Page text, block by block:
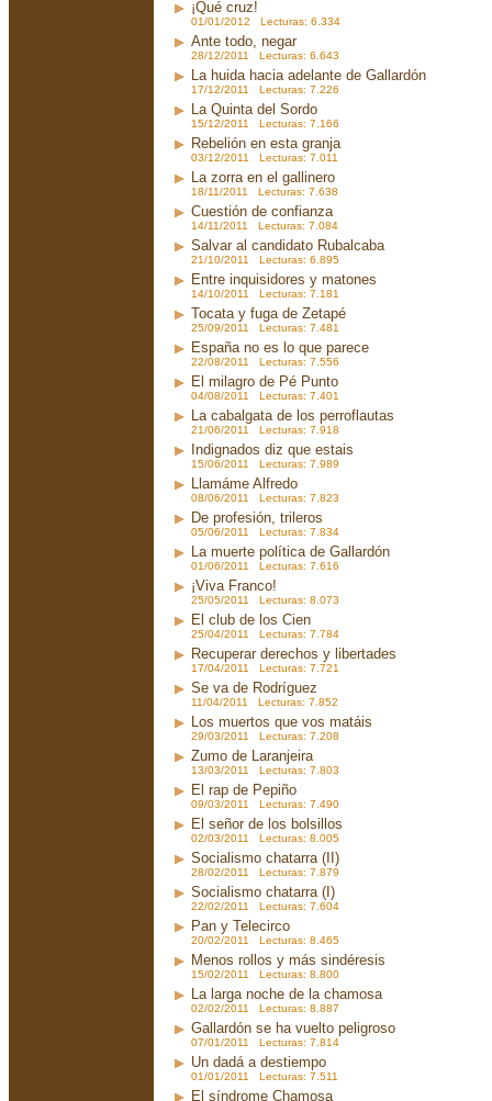
¡Qué cruz!
01/01/2012 Lecturas: 6.334
Ante todo, negar
28/12/2011 Lecturas: 6.643
La huida hacia adelante de Gallardón
17/12/2011 Lecturas: 7.226
La Quinta del Sordo
15/12/2011 Lecturas: 7.166
Rebelión en esta granja
03/12/2011 Lecturas: 7.011
La zorra en el gallinero
18/11/2011 Lecturas: 7.638
Cuestión de confianza
14/11/2011 Lecturas: 7.084
Salvar al candidato Rubalcaba
21/10/2011 Lecturas: 6.895
Entre inquisidores y matones
14/10/2011 Lecturas: 7.181
Tocata y fuga de Zetapé
25/09/2011 Lecturas: 7.481
España no es lo que parece
22/08/2011 Lecturas: 7.556
El milagro de Pé Punto
04/08/2011 Lecturas: 7.401
La cabalgata de los perroflautas
21/06/2011 Lecturas: 7.918
Indignados diz que estais
15/06/2011 Lecturas: 7.989
Llamáme Alfredo
08/06/2011 Lecturas: 7.823
De profesión, trileros
05/06/2011 Lecturas: 7.834
La muerte política de Gallardón
01/06/2011 Lecturas: 7.616
¡Viva Franco!
25/05/2011 Lecturas: 8.073
El club de los Cien
25/04/2011 Lecturas: 7.784
Recuperar derechos y libertades
17/04/2011 Lecturas: 7.721
Se va de Rodríguez
11/04/2011 Lecturas: 7.852
Los muertos que vos matáis
29/03/2011 Lecturas: 7.208
Zumo de Laranjeira
13/03/2011 Lecturas: 7.803
El rap de Pepiño
09/03/2011 Lecturas: 7.490
El señor de los bolsillos
02/03/2011 Lecturas: 8.005
Socialismo chatarra (II)
28/02/2011 Lecturas: 7.879
Socialismo chatarra (I)
22/02/2011 Lecturas: 7.604
Pan y Telecirco
20/02/2011 Lecturas: 8.465
Menos rollos y más sindéresis
15/02/2011 Lecturas: 8.800
La larga noche de la chamosa
02/02/2011 Lecturas: 8.887
Gallardón se ha vuelto peligroso
07/01/2011 Lecturas: 7.814
Un dadá a destiempo
01/01/2011 Lecturas: 7.511
El síndrome Chamosa